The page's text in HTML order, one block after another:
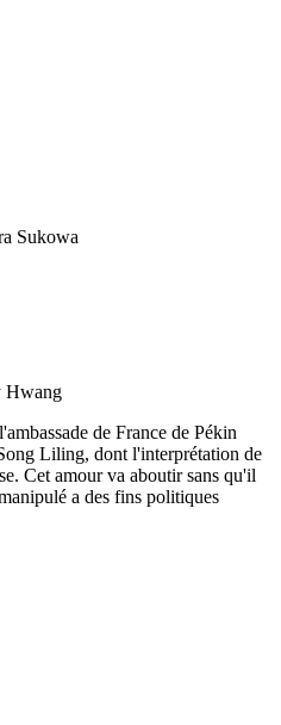
Sukowa
Hwang
de France de Pékin
Liling, dont l'interprétation de
Cet amour va aboutir sans qu'il
a des fins politiques